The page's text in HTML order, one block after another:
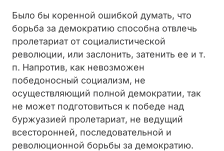
Было бы коренной ошибкой думать, что
борьба за демократию способна отвлечь
пролетариат от социалистической
революции, или заслонить, затенить ее и т.
п. Напротив, как невозможен
победоносный социализм, не
осуществляющий полной демократии, так
не может подготовиться к победе над
буржуазией пролетариат, не ведущий
всесторонней, последовательной и
революционной борьбы за демократию.